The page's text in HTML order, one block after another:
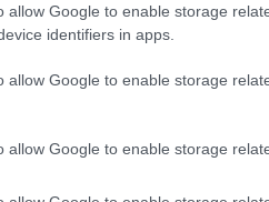
allow Google to enable storage
identifiers in apps.
allow Google to enable storage
allow Google to enable storage
τη λειτουργία της,